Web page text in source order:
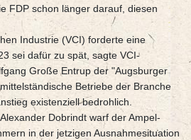
FDP schon länger darauf, diesen
Industrie (VCI) forderte eine
sei dafür zu spät, sagte VCI-
Große Entrup der "Augsburger
Betriebe der Branche
existenziell bedrohlich.
Dobrindt warf der Ampel-
in der jetzigen Ausnahmesituation